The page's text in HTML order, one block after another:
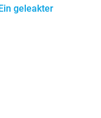
geleakter